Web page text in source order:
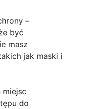
–
być
masz
jak maski i
miejsc
do